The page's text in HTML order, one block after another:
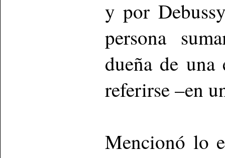
y por
persona
dueña de
referirse –en
Mencionó lo